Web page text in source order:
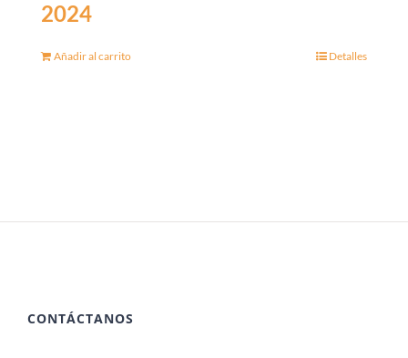
2024
Añadir al carrito Detalles
CONTÁCTANOS